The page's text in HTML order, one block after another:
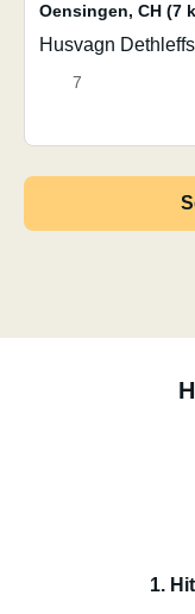
Oensingen, CH (7
Husvagn Dethleffs
7
1.